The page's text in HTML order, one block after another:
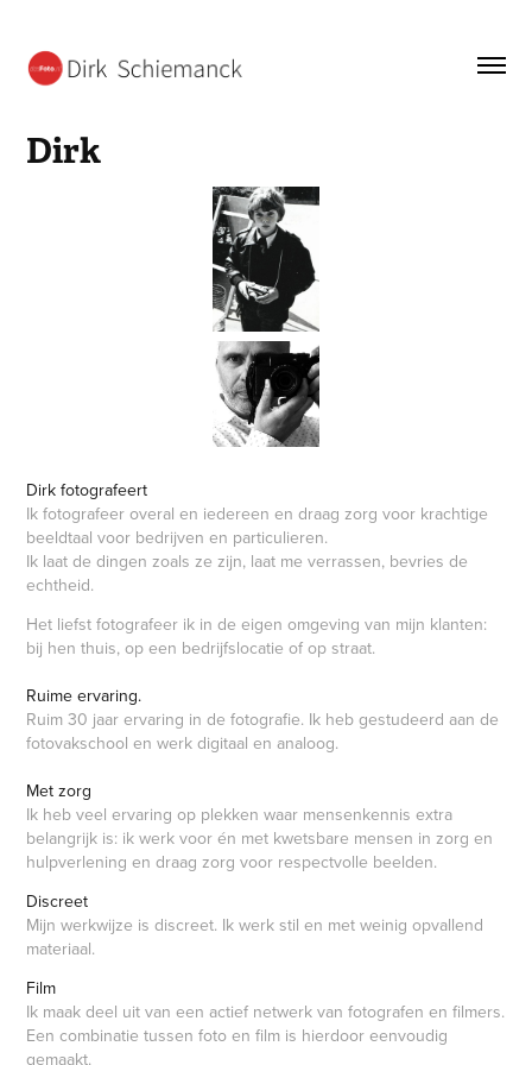
Dirk
Dirk fotografeert
Ik fotografeer overal en iedereen en draag zorg voor krachtige
beeldtaal voor bedrijven en particulieren.
Ik laat de dingen zoals ze zijn, laat me verrassen, bevries de
echtheid.
Het liefst fotografeer ik in de eigen omgeving van mijn klanten:
bij hen thuis, op een bedrijfslocatie of op straat.
Ruime ervaring.
Ruim 30 jaar ervaring in de fotografie. Ik heb gestudeerd aan de
fotovakschool en werk digitaal en analoog.
Met zorg
Ik heb veel ervaring op plekken waar mensenkennis extra
belangrijk is: ik werk voor én met kwetsbare mensen in zorg en
hulpverlening en draag zorg voor respectvolle beelden.
Discreet
Mijn werkwijze is discreet. Ik werk stil en met weinig opvallend
materiaal.
Film
Ik maak deel uit van een actief netwerk van fotografen en filmers.
Een combinatie tussen foto en film is hierdoor eenvoudig
gemaakt.